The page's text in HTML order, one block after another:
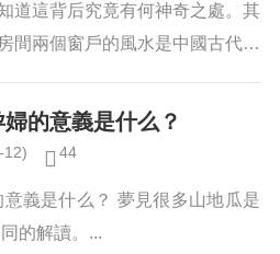
道這背后究竟有何神奇之處。其
間兩個窗戶的風水是中國古代一
它又叫做風水寶典，旨在借助窗戶
特點，幫助房間里的人調整氣...
的意義是什么？
12) 44
義是什么？ 夢見很多山地瓜是
的解讀。...